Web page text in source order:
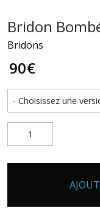
Bridon
Bridons
90€